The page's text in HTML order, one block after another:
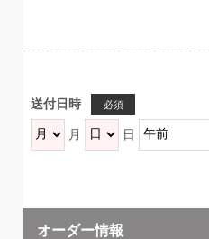
送付日時 必須
月 日
オーダー情報